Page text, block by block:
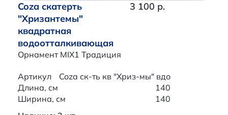
Coza скатерть
"Хризантемы"
квадратная
водоотталкивающая
Орнамент MIX1 Традиция
3 100 р.
Артикул
Coza ск-ть кв "Хриз-мы" вдо
Длина, см
140
Ширина, см
140